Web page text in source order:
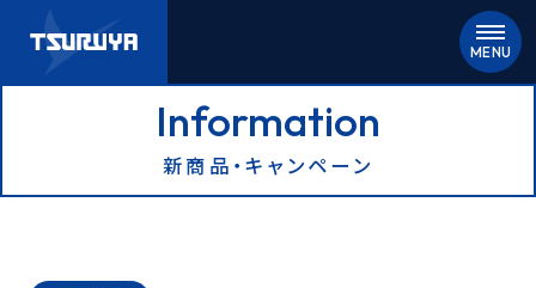
Information
新商品・キャンペーン